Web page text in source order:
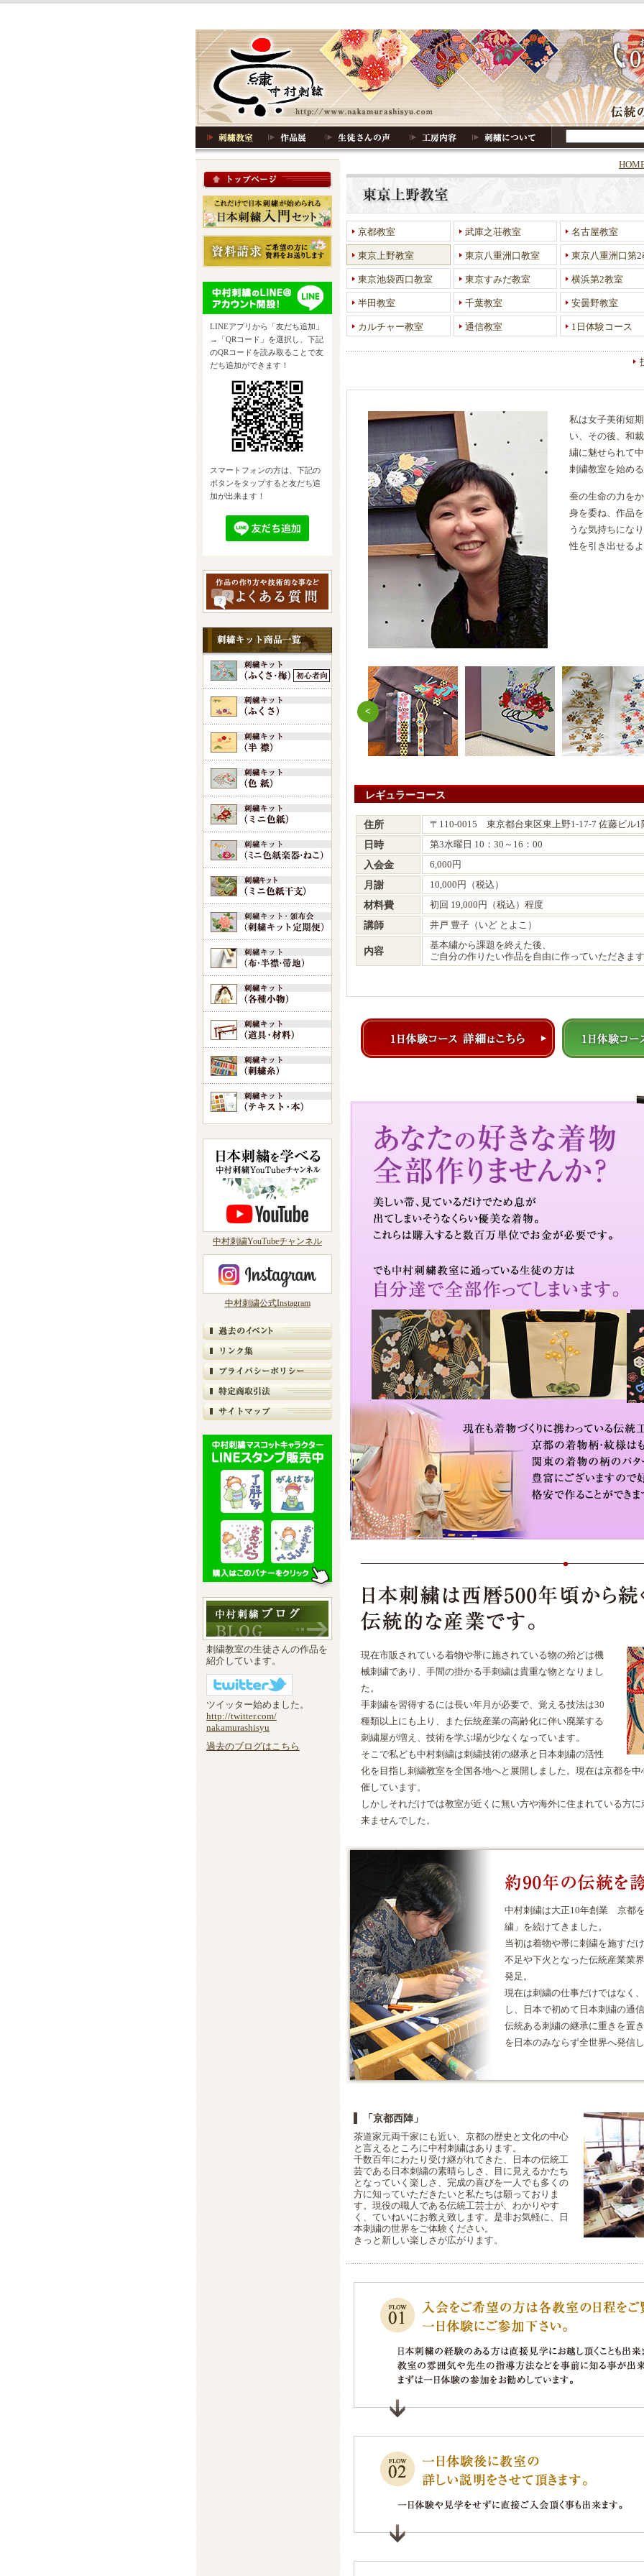
京都教室 武庫之荘教室 名古屋教室
東京上野教室 東京八重洲口教室 東京八重洲口第2
東京池袋西口教室 東京すみだ教室 横浜第2教室
半田教室 千葉教室 安曇野教室
カルチャー教室 通信教室 1日体験コース
私は女子美術短
い、その後、和
繍に魅せられて
刺繍教室を始め
蚕の生命の力を
身を委ね、作品
うな気持ちにな
性を引き出せる
レギュラーコース
住所 〒110-0015 東京都台東区東上野1-17-7 佐藤ビル1
日時 第3水曜日 10：30～16：00
入会金 6,000円
月謝 10,000円（税込）
材料費 初回 19,000円（税込）程度
講師 井戸 豊子（いど とよこ）
内容
基本繍から課題を終えた後、
ご自分の作りたい作品を自由に作っていただきま
現在市販されている着物や帯に施されている物の殆どは機
械刺繍であり、手間の掛かる手刺繍は貴重な物となりまし
た。
手刺繍を習得するには長い年月が必要で、覚える技法は30
種類以上にも上り、また伝統産業の高齢化に伴い廃業する
刺繍屋が増え、技術を学ぶ場が少なくなっています。
そこで私ども中村刺繍は刺繍技術の継承と日本刺繍の活性
化を目指し刺繍教室を全国各地へと展開しました。現在は京都を
催しています。
しかしそれだけでは教室が近くに無い方や海外に住まれている方
来ませんでした。
中村刺繍は大正10年創業 京都
繍」を続けてきました。
当初は着物や帯に刺繍を施すだ
不足や下火となった伝統産業業
発足。
現在は刺繍の仕事だけではなく
し、日本で初めて日本刺繍の通
伝統ある刺繍の継承に重きを置
を日本のみならず全世界へ発信
「京都西陣」
茶道家元両千家にも近い、京都の歴史と文化の中心
と言えるところに中村刺繍はあります。
千数百年にわたり受け継がれてきた、日本の伝統工
芸である日本刺繍の素晴らしさ、目に見えるかたち
となっていく楽しさ、完成の喜びを一人でも多くの
方に知っていただきたいと私たちは願っておりま
す。現役の職人である伝統工芸士が、わかりやす
く、ていねいにお教え致します。是非お気軽に、日
本刺繍の世界をご体験ください。
きっと新しい楽しさが広がります。
LINEアプリから「友だち追加」
→「QRコード」を選択し、下記
のQRコードを読み取ることで友
だち追加ができます！
スマートフォンの方は、下記の
ボタンをタップすると友だち追
加が出来ます！
中村刺繍YouTubeチャンネル
中村刺繍公式Instagram
刺繍教室の生徒さんの作品を
紹介しています。
ツイッター始めました。
http://twitter.com/
nakamurashisyu
過去のブログはこちら